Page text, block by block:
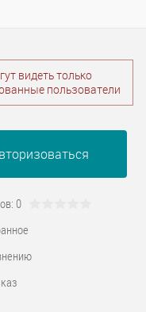
видеть только
пользователи
0